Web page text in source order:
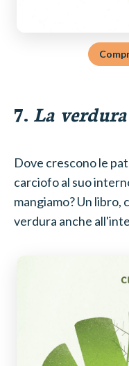
7. La verdura
Dove crescono le
carciofo al suo
mangiamo? Un
verdura anche